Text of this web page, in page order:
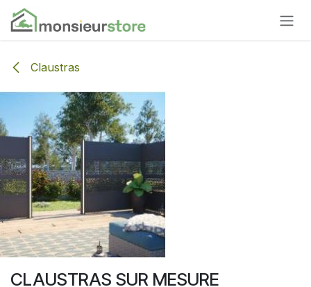
Se rendre au contenu
Claustras
CLAUSTRAS SUR MESURE